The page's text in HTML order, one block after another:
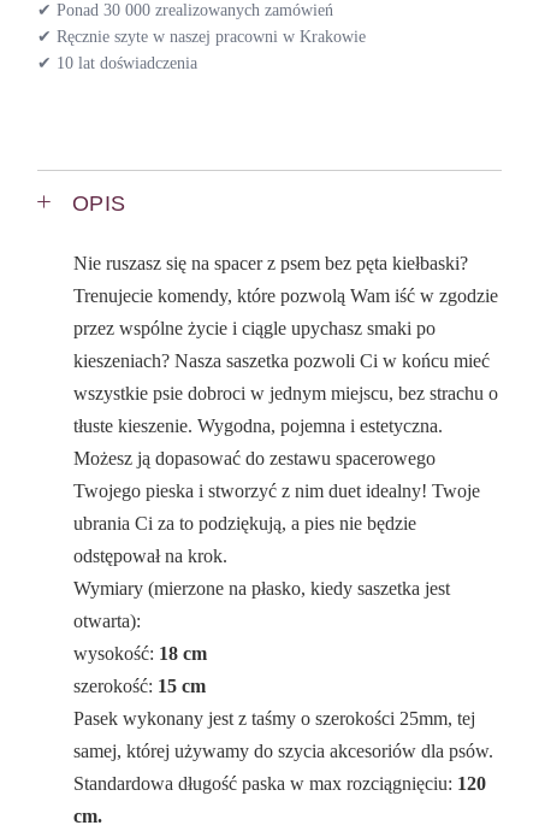
✔ Ponad 30 000 zrealizowanych zamówień
✔ Ręcznie szyte w naszej pracowni w Krakowie
✔ 10 lat doświadczenia
OPIS
Nie ruszasz się na spacer z psem bez pęta kiełbaski?
Trenujecie komendy, które pozwolą Wam iść w zgodzie
przez wspólne życie i ciągle upychasz smaki po
kieszeniach? Nasza saszetka pozwoli Ci w końcu mieć
wszystkie psie dobroci w jednym miejscu, bez strachu o
tłuste kieszenie. Wygodna, pojemna i estetyczna.
Możesz ją dopasować do zestawu spacerowego
Twojego pieska i stworzyć z nim duet idealny! Twoje
ubrania Ci za to podziękują, a pies nie będzie
odstępował na krok.
Wymiary (mierzone na płasko, kiedy saszetka jest
otwarta):
wysokość: 18 cm
szerokość: 15 cm
Pasek wykonany jest z taśmy o szerokości 25mm, tej
samej, której używamy do szycia akcesoriów dla psów.
Standardowa długość paska w max rozciągnięciu: 120
cm.